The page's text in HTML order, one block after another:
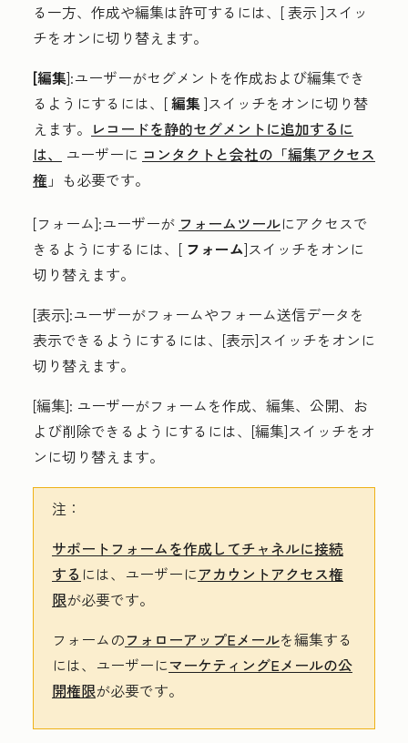
る一方、作成や編集は許可するには、[表示 ]スイッ
チをオンに切り替えます。
[編集]:ユーザーがセグメントを作成および編集でき
るようにするには、[編集]スイッチをオンに切り替
えます。 レコードを静的セグメントに追加するに
は、
ユーザーに コンタクトと会社の「編集アクセス
権 」も必要です。
[フォーム]:ユーザーが フォームツールにアクセスで
きるようにするには、[ フォーム]スイッチをオンに
切り替えます。
[表示]:ユーザーがフォームやフォーム送信データを
表示できるようにするには、[表示]スイッチをオン に
切り替え ます。
[編集]: ユーザーがフォームを作成、編集、公開、お
よび削除できるようにするには、[編集]スイッチをオ
ン に切り替え ます。
注：
サポートフォームを作成してチャネルに接続
する には、ユーザーにアカウントアクセス権
限が必要です。
フォームのフォローアップEメールを編集する
には、ユーザーにマーケティングEメールの公
開権限が必要です。